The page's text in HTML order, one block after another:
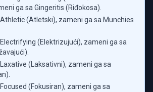
ga sa Gingeritis (Riđokosa).
Athletic (Atletski), zameni ga sa Munchies
(Elektrizujući), zameni ga sa
(Laksativni), zameni ga sa
(Fokusiran), zameni ga sa